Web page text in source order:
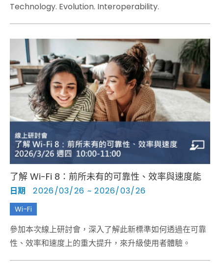
Technology. Evolution. Interoperability.
了解 Wi-Fi 8：前所未有的可靠性、效率與速度能
日期 2026/03/26 ~ 2026/03/26
Wi-Fi
參加本次線上研討會，深入了解此新標準如何透過在可靠
性、效率和速度上的重大提升，來升級使用者體驗。